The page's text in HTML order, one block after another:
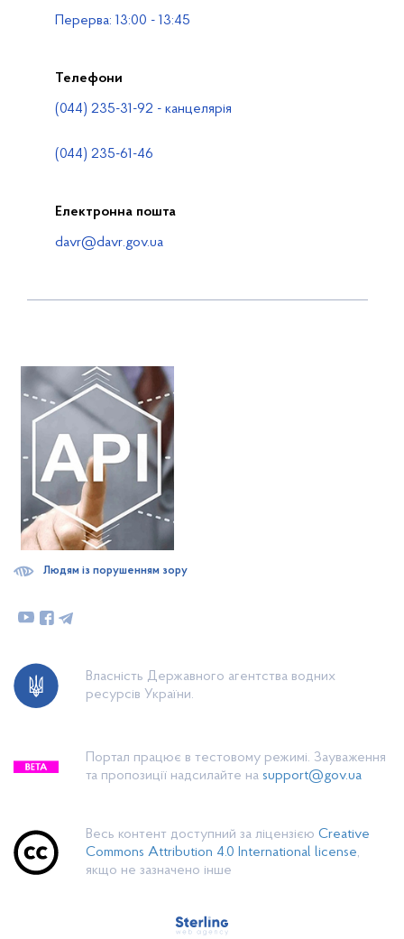
Перерва: 13:00 - 13:45
Телефони
(044) 235-31-92 - канцелярія
(044) 235-61-46
Електронна пошта
davr@davr.gov.ua
Власність Державного агентства водних
ресурсів України.
Портал працює в тестовому режимі. Зауваження
та пропозиції надсилайте на support@gov.ua
Весь контент доступний за ліцензією Creative
Commons Attribution 4.0 International license,
якщо не зазначено інше
Людям із порушенням зору